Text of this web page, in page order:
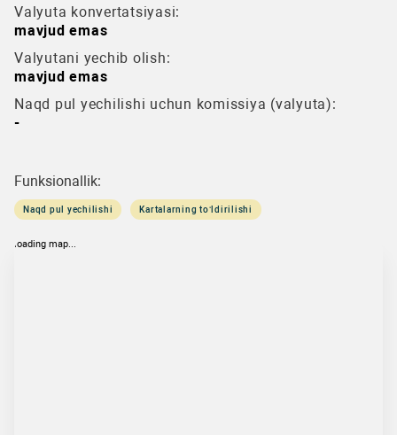
Valyuta konvertatsiyasi:
mavjud emas
Valyutani yechib olish:
mavjud emas
Naqd pul yechilishi uchun komissiya (valyuta):
-
Funksionallik:
Naqd pul yechilishi Kartalarning to‘ldirilishi
loading map...